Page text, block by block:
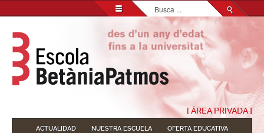
Buscar...
[ ÁREA PRIVADA ]
ACTUALIDAD NUESTRA ESCUELA
OFERTA EDUCATIVA